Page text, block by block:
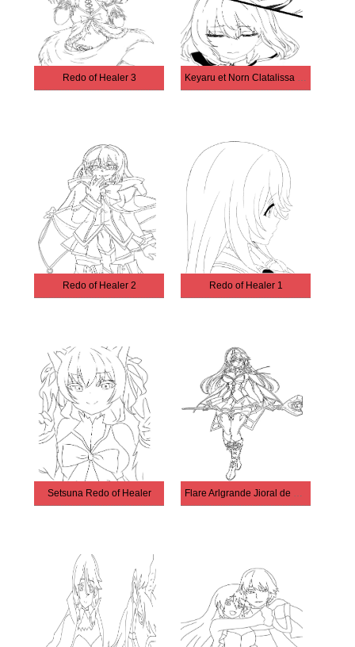
Redo of Healer 3 Keyaru et Norn Clatalissa Jioral
Redo of Healer 2 Redo of Healer 1
Setsuna Redo of Healer Flare Arlgrande Jioral de Redo of Healer